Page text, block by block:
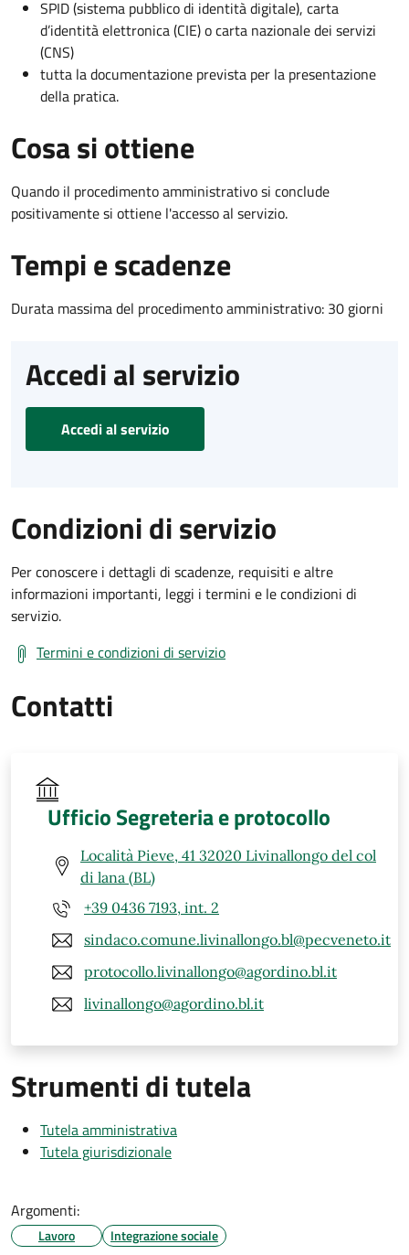
SPID (sistema pubblico di identità digitale), carta
d’identità elettronica (CIE) o carta nazionale dei servizi
(CNS)
tutta la documentazione prevista per la presentazione
della pratica.
Cosa si ottiene
Quando il procedimento amministrativo si conclude
positivamente si ottiene l'accesso al servizio.
Tempi e scadenze
Durata massima del procedimento amministrativo: 30 giorni
Accedi al servizio
Accedi al servizio
Condizioni di servizio
Per conoscere i dettagli di scadenze, requisiti e altre
informazioni importanti, leggi i termini e le condizioni di
servizio.
Termini e condizioni di servizio
Contatti
Ufficio Segreteria e protocollo
Località Pieve, 41 32020 Livinallongo del col
di lana (BL)
+39 0436 7193, int. 2
sindaco.comune.livinallongo.bl@pecveneto.it
protocollo.livinallongo@agordino.bl.it
livinallongo@agordino.bl.it
Strumenti di tutela
Tutela amministrativa
Tutela giurisdizionale
Argomenti:
Lavoro Integrazione sociale